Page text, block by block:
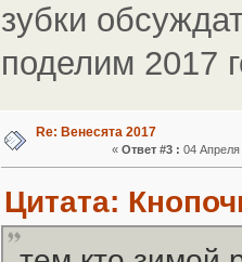
зубки
поделим 2017
Re: Венесята 2017
«Ответ #3 : 04
Цитата: